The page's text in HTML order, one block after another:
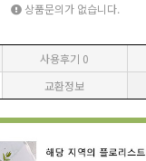
상품문의가 없습니다.
사용후기 0
교환정보